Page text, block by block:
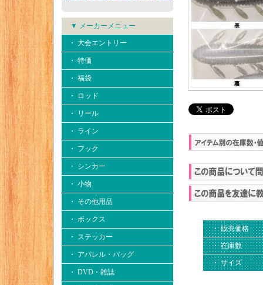
▼ メーカーメニュー
・ 大会エントリー
・ 特価
・ 福袋
・ ロッド
・ リール
・ ライン
・ フック
・ シンカー
・ 小物
・ その他用品
・ ボックス
・ ステッカー
・ アパレル・バッグ
・ DVD・雑誌
・ 販売価格
・ 在庫数
・ サイズ